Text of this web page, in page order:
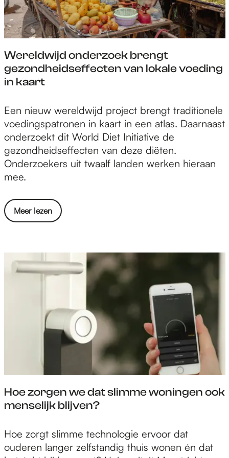
Wereldwijd onderzoek brengt
gezondheidseffecten van lokale voeding
in kaart
W
e
r
e
l
d
i
j
n
r
e
n
t
g
e
Een nieuw wereldwijd project brengt traditionele
voedingspatronen in kaart in een atlas. Daarnaast
onderzoekt dit World Diet Initiative de
gezondheidseffecten van deze diëten.
Onderzoekers uit twaalf landen werken hieraan
mee.
Meer lezen
o
v
r
W
e
o
n
e
r
Hoe zorgen we dat slimme woningen ook
menselijk blijven?
H
o
Hoe zorgt slimme technologie ervoor dat
ouderen langer zelfstandig thuis wonen én dat
p
F
a
e
b
k
p
X
p
e
-
a
i
p
W
h
t
s
p